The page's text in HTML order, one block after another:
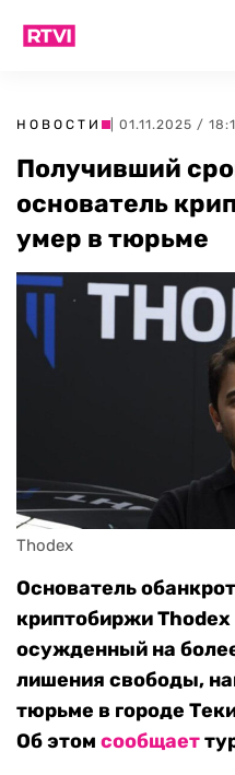
НОВОСТИ | 01.11.2025 /
Получивший
основатель
умер в тюрьме
Thodex
Основатель
криптобиржи
осужденный на
лишения свободы,
тюрьме в городе
Об этом сообщает